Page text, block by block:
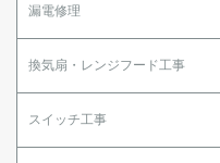
漏電修理
換気扇・レンジフード工事
スイッチ工事